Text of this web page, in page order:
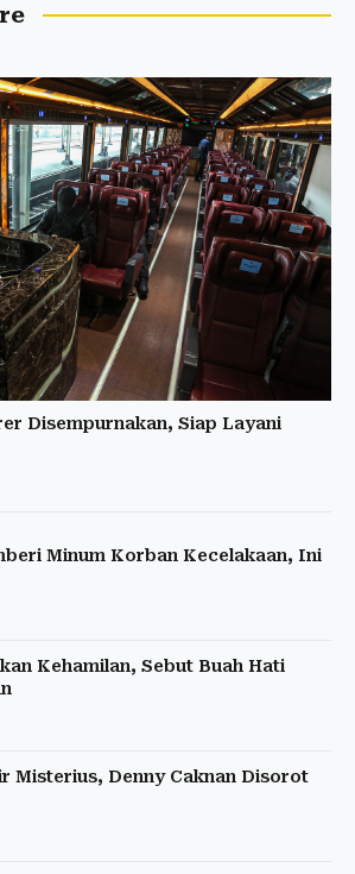
Disempurnakan, Siap Layani
Minum Korban Kecelakaan, Ini
Kehamilan, Sebut Buah Hati
Misterius, Denny Caknan Disorot